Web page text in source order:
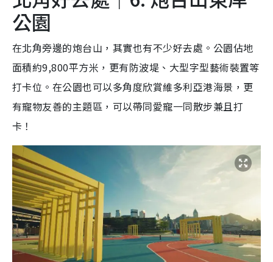
公園
在北角旁邊的炮台山，其實也有不少好去處。公園佔地
面積約9,800平方米，更有防波堤、大型字型藝術裝置等
打卡位。在公園也可以多角度欣賞維多利亞港海景，更
有寵物友善的主題區，可以帶同愛寵一同散步兼且打
卡！